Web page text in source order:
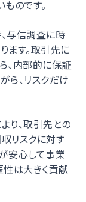
のです。
与信調査に時
ます。取引先に
、内部的に保証
ら、リスクだけ
り、取引先との
リスクに対す
安心して事業
性は大きく貢献